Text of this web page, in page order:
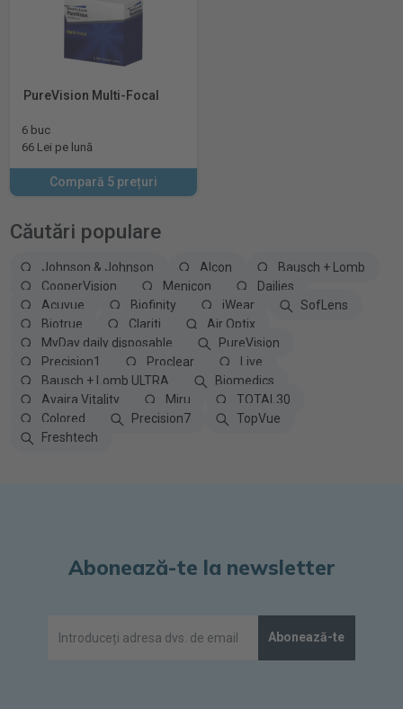
PureVision Multi-Focal
6 buc
66 Lei pe lună
Compară 5 prețuri
Căutări populare
Johnson & Johnson Alcon
Bausch + Lomb
CooperVision
Menicon
Dailies
Acuvue
Biofinity iWear
SofLens
Biotrue
Clariti
Air Optix
MyDay daily disposable
PureVision
Precision1
Proclear
Live
Bausch + Lomb ULTRA
Biomedics
Avaira Vitality
Miru
TOTAL30
Colored
Precision7
TopVue
Freshtech
Abonează-te la newsletter
Abonează-te